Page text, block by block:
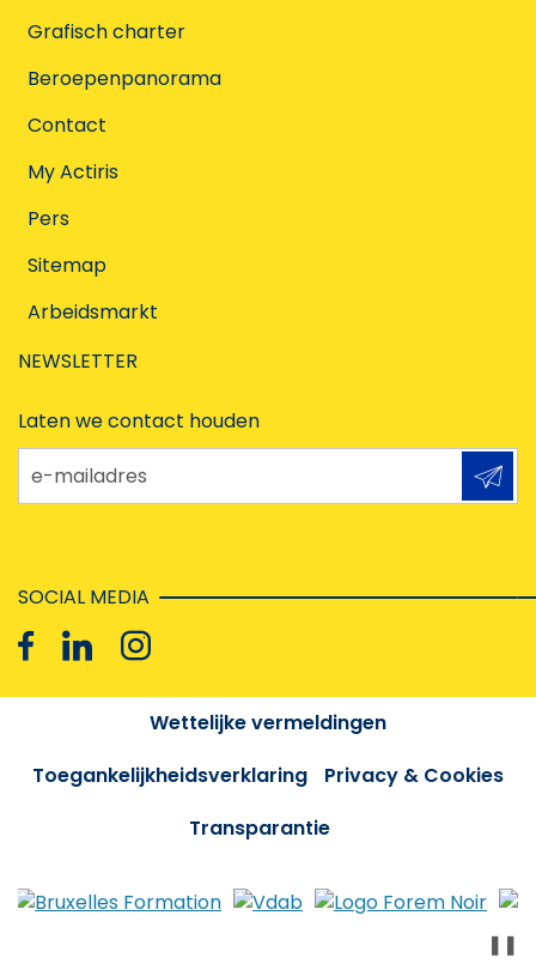
Grafisch charter
Beroepenpanorama
Contact
My Actiris
Pers
Sitemap
Arbeidsmarkt
NEWSLETTER
Laten we contact houden
e-mailadres
SOCIAL MEDIA
Wettelijke vermeldingen
Toegankelijkheidsverklaring
Privacy & Cookies
Transparantie
❚❚